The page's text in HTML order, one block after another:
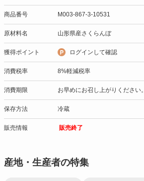
商品番号 M003-867-3-10531
原材料名 山形県産さくらんぼ
獲得ポイント ログインして確認
消費税率 8%軽減税率
消費期限 お早めにお召し上がりください。
保存方法 冷蔵
販売情報 販売終了
産地・生産者の特集